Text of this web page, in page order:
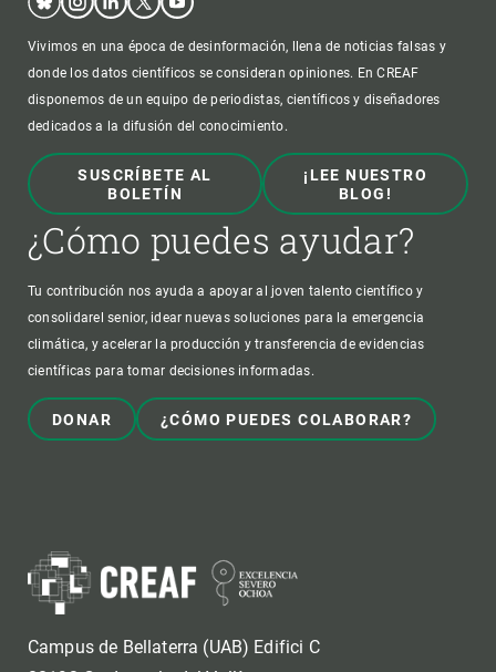
Vivimos en una época de desinformación, llena de noticias falsas y
donde los datos científicos se consideran opiniones. En CREAF
disponemos de un equipo de periodistas, científicos y diseñadores
dedicados a la difusión del conocimiento.
SUSCRÍBETE AL
BOLETÍN
¡LEE NUESTRO
BLOG!
¿Cómo puedes ayudar?
Tu contribución nos ayuda a apoyar al joven talento científico y
consolidarel senior, idear nuevas soluciones para la emergencia
climática, y acelerar la producción y transferencia de evidencias
científicas para tomar decisiones informadas.
DONAR ¿CÓMO PUEDES COLABORAR?
Campus de Bellaterra (UAB) Edifici C